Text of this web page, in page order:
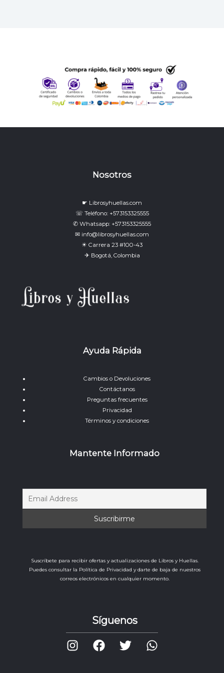
Nosotros
☛ Librosyhuellas.com
☏ Teléfono: +573153325555
✆ Whatsapp: +573153325555
✉ info@librosyhuellas.com
☀ Carrera 23 #100-43
✈ Bogotá, Colombia
Ayuda Rápida
Cambios o Devoluciones
Contáctanos
Preguntas frecuentes
Privacidad
Términos y condiciones
Mantente Informado
Suscríbete para recibir ofertas y actualizaciones de Libros y Huellas.
Puedes consultar la Política de Privacidad y darte de baja de nuestros
correos electrónicos en cualquier momento.
Síguenos